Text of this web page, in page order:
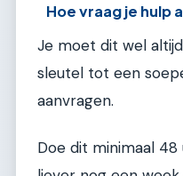
Hoe vraag je hulp
Je moet dit wel
sleutel tot een
aanvragen.
Doe dit minimaal